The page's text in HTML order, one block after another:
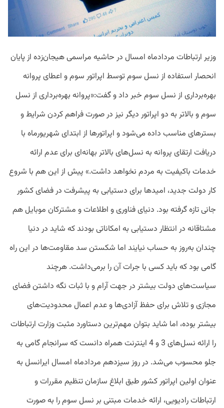
وزیر ارتباطات مردادماه امسال در حاشیه مراسمی هیجان‌زده از پایان
انحصار استفاده از نسل سوم توسط اپراتور سوم و اعطای پروانه
بهره‌برداری از نسل سوم خبر داد و گفت:«پروانه بهره‌برداری از نسل
سوم و بالاتر به دو اپراتور دیگر نیز در صورت فراهم کردن شرایط و
بسترهای مناسب داده می‌شود و اپراتورها از ابتدای شهریورماه با
دریافت ارتقای پروانه به نسل‌های بالاتر بهانه‌ای برای عدم ارائه
خدمات باکیفیت به مردم نخواهد داشت.» پیش از این هم با شروع
کار دولت جدید، امید‌ها برای دستیابی به پیشرفت در فضای کشور
جانی تازه گرفته بود. دنیای فناوری و اطلاعات و مشترکان موبایل هم
مشتاقانه در انتظار دستیابی به امکاناتی بودند که شاید در دنیا
چندان به‌روز به حساب نیایند اما شکستن سد مقاومت‌ها در این راه
گامی بود که باید کسی با جرات آن را برمی‌داشت. هرچند
سیاست‌های دولت بیشتر در جهت آرام و با ثبات نگه‌ داشتن فضای
مجازی و تلاش برای حفظ آزادی‌ها و عدم اعمال محدودیت‌‌های
بیشتر بوده، اما شاید بتوان مهم‌ترین دستاورد مثبت وزارت ارتباطات
را ارائه نسل‌های 3 و 4 اینترنت همراه دانست که سرانجام گامی به
جلو محسوب می‌شد. در روز سیزدهم مردادماه امسال ایرانسل به
عنوان اولین اپراتور کشور طبق ابلاغ سازمان تنظیم مقررات و
ارتباطات رادیویی، ارائه خدمات مبتنی بر نسل سوم را به صورت